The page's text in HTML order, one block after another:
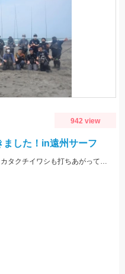
942 view
ました！in遠州サーフ
タフコンディションの中、ヒラメが2枚！カタクチイワシも打ちあがっていたので海が落ち着けばまた調子は上々↗